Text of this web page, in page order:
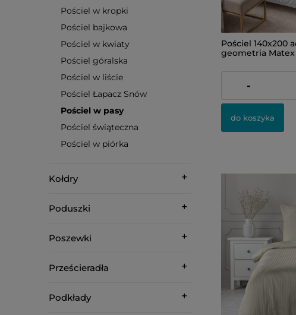
Pościel w kropki
Pościel bajkowa
Pościel w kwiaty
Pościel góralska
Pościel w liście
Pościel Łapacz Snów
Pościel w pasy
Pościel świąteczna
Pościel w piórka
Kołdry
Poduszki
Poszewki
Prześcieradła
Podkłady
Pościel 140x200
geometria Matex
189,00 zł
-
do koszyka